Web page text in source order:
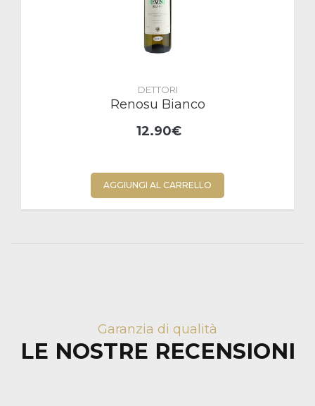
DETTORI
Renosu Bianco
12.90€
AGGIUNGI AL CARRELLO
Garanzia di qualità
LE NOSTRE RECENSIONI